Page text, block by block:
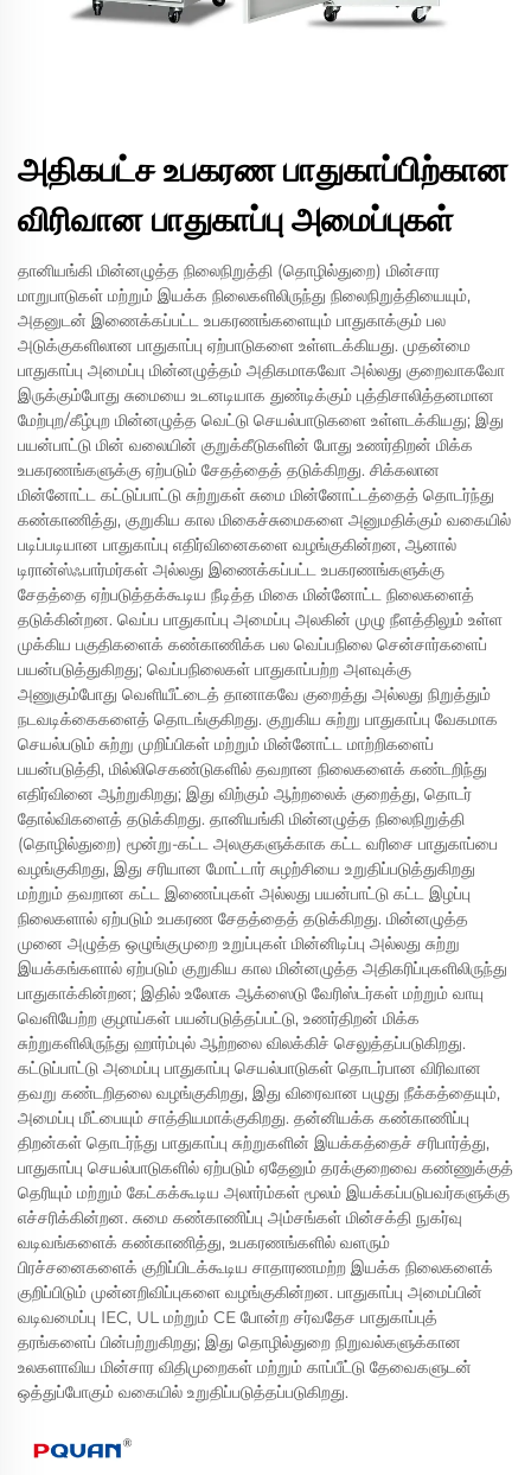
அதிகபட்ச உபகரண பாதுகாப்பிற்கான
விரிவான பாதுகாப்பு அமைப்புகள்
தானியங்கி மின்னழுத்த நிலைநிறுத்தி (தொழில்துறை) மின்சார
மாறுபாடுகள் மற்றும் இயக்க நிலைகளிலிருந்து நிலைநிறுத்தியையும்,
அதனுடன் இணைக்கப்பட்ட உபகரணங்களையும் பாதுகாக்கும் பல
அடுக்குகளிலான பாதுகாப்பு ஏற்பாடுகளை உள்ளடக்கியது. முதன்மை
பாதுகாப்பு அமைப்பு மின்னழுத்தம் அதிகமாகவோ அல்லது குறைவாகவோ
இருக்கும்போது சுமையை உடனடியாக துண்டிக்கும் புத்திசாலித்தனமான
மேற்புற/கீழ்புற மின்னழுத்த வெட்டு செயல்பாடுகளை உள்ளடக்கியது; இது
பயன்பாட்டு மின் வலையின் குறுக்கீடுகளின் போது உணர்திறன் மிக்க
உபகரணங்களுக்கு ஏற்படும் சேதத்தைத் தடுக்கிறது. சிக்கலான
மின்னோட்ட கட்டுப்பாட்டு சுற்றுகள் சுமை மின்னோட்டத்தைத் தொடர்ந்து
கண்காணித்து, குறுகிய கால மிகைச்சுமைகளை அனுமதிக்கும் வகையில்
படிப்படியான பாதுகாப்பு எதிர்வினைகளை வழங்குகின்றன, ஆனால்
டிரான்ஸ்ஃபார்மர்கள் அல்லது இணைக்கப்பட்ட உபகரணங்களுக்கு
சேதத்தை ஏற்படுத்தக்கூடிய நீடித்த மிகை மின்னோட்ட நிலைகளைத்
தடுக்கின்றன. வெப்ப பாதுகாப்பு அமைப்பு அலகின் முழு நீளத்திலும் உள்ள
முக்கிய பகுதிகளைக் கண்காணிக்க பல வெப்பநிலை சென்சார்களைப்
பயன்படுத்துகிறது; வெப்பநிலைகள் பாதுகாப்பற்ற அளவுக்கு
அணுகும்போது வெளியீட்டைத் தானாகவே குறைத்து அல்லது நிறுத்தும்
நடவடிக்கைகளைத் தொடங்குகிறது. குறுகிய சுற்று பாதுகாப்பு வேகமாக
செயல்படும் சுற்று முறிப்பிகள் மற்றும் மின்னோட்ட மாற்றிகளைப்
பயன்படுத்தி, மில்லிசெகண்டுகளில் தவறான நிலைகளைக் கண்டறிந்து
எதிர்வினை ஆற்றுகிறது; இது விற்கும் ஆற்றலைக் குறைத்து, தொடர்
தோல்விகளைத் தடுக்கிறது. தானியங்கி மின்னழுத்த நிலைநிறுத்தி
(தொழில்துறை) மூன்று-கட்ட அலகுகளுக்காக கட்ட வரிசை பாதுகாப்பை
வழங்குகிறது, இது சரியான மோட்டார் சுழற்சியை உறுதிப்படுத்துகிறது
மற்றும் தவறான கட்ட இணைப்புகள் அல்லது பயன்பாட்டு கட்ட இழப்பு
நிலைகளால் ஏற்படும் உபகரண சேதத்தைத் தடுக்கிறது. மின்னழுத்த
முனை அழுத்த ஒழுங்குமுறை உறுப்புகள் மின்னிடிப்பு அல்லது சுற்று
இயக்கங்களால் ஏற்படும் குறுகிய கால மின்னழுத்த அதிகரிப்புகளிலிருந்து
பாதுகாக்கின்றன; இதில் உலோக ஆக்ஸைடு வேரிஸ்டர்கள் மற்றும் வாயு
வெளியேற்ற குழாய்கள் பயன்படுத்தப்பட்டு, உணர்திறன் மிக்க
சுற்றுகளிலிருந்து ஹார்ம்புல் ஆற்றலை விலக்கிச் செலுத்தப்படுகிறது.
கட்டுப்பாட்டு அமைப்பு பாதுகாப்பு செயல்பாடுகள் தொடர்பான விரிவான
தவறு கண்டறிதலை வழங்குகிறது, இது விரைவான பழுது நீக்கத்தையும்,
அமைப்பு மீட்பையும் சாத்தியமாக்குகிறது. தன்னியக்க கண்காணிப்பு
திறன்கள் தொடர்ந்து பாதுகாப்பு சுற்றுகளின் இயக்கத்தைச் சரிபார்த்து,
பாதுகாப்பு செயல்பாடுகளில் ஏற்படும் ஏதேனும் தரக்குறைவை கண்ணுக்குத்
தெரியும் மற்றும் கேட்கக்கூடிய அலார்ம்கள் மூலம் இயக்கப்படுபவர்களுக்கு
எச்சரிக்கின்றன. சுமை கண்காணிப்பு அம்சங்கள் மின்சக்தி நுகர்வு
வடிவங்களைக் கண்காணித்து, உபகரணங்களில் வளரும்
பிரச்சனைகளைக் குறிப்பிடக்கூடிய சாதாரணமற்ற இயக்க நிலைகளைக்
குறிப்பிடும் முன்னறிவிப்புகளை வழங்குகின்றன. பாதுகாப்பு அமைப்பின்
வடிவமைப்பு IEC, UL மற்றும் CE போன்ற சர்வதேச பாதுகாப்புத்
தரங்களைப் பின்பற்றுகிறது; இது தொழில்துறை நிறுவல்களுக்கான
உலகளாவிய மின்சார விதிமுறைகள் மற்றும் காப்பீட்டு தேவைகளுடன்
ஒத்துப்போகும் வகையில் உறுதிப்படுத்தப்படுகிறது.